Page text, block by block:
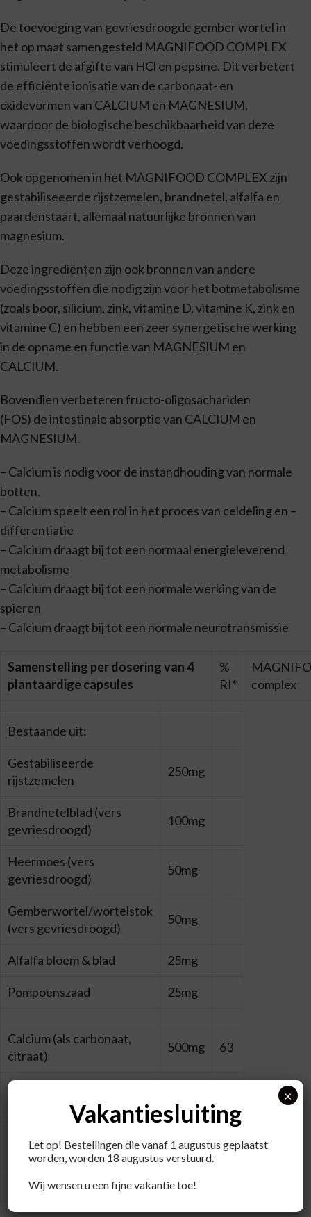
De toevoeging van gevriesdroogde gember wortel in
het op maat samengesteld MAGNIFOOD COMPLEX
stimuleert de afgifte van HCl en pepsine. Dit verbetert
de efficiënte ionisatie van de carbonaat- en
oxidevormen van CALCIUM en MAGNESIUM,
waardoor de biologische beschikbaarheid van deze
voedingsstoffen wordt verhoogd.
Ook opgenomen in het MAGNIFOOD COMPLEX zijn
gestabiliseeerde rijstzemelen, brandnetel, alfalfa en
paardenstaart, allemaal natuurlijke bronnen van
magnesium.
Deze ingrediënten zijn ook bronnen van andere
voedingsstoffen die nodig zijn voor het botmetabolisme
(zoals boor, silicium, zink, vitamine D, vitamine K, zink en
vitamine C) en hebben een zeer synergetische werking
in de opname en functie van MAGNESIUM en
CALCIUM.
Bovendien verbeteren fructo-oligosachariden
(FOS) de intestinale absorptie van CALCIUM en
MAGNESIUM.
– Calcium is nodig voor de instandhouding van normale
botten.
– Calcium speelt een rol in het proces van celdeling en –
differentiatie
– Calcium draagt bij tot een normaal energieleverend
metabolisme
– Calcium draagt bij tot een normale werking van de
spieren
– Calcium draagt bij tot een normale neurotransmissie
Samenstelling per dosering van 4
plantaardige capsules
%
RI*
complex
Bestaande uit:
Gestabiliseerde
rijstzemelen
250mg
Brandnetelblad (vers
gevriesdroogd)
100mg
Heermoes (vers
gevriesdroogd)
50mg
Gemberwortel/wortelstok
(vers gevriesdroogd)
50mg
Alfalfa bloem & blad 25mg
Pompoenszaad 25mg
Calcium (als carbonaat,
citraat)
500mg 63
Magnesum (als oxide,
oligosachariden)
50mg
*RI = Referentie Inname
Vakantiesluiting
Let op! Bestellingen die vanaf 1 augustus geplaatst
worden, worden 18 augustus verstuurd.
Wij wensen u een fijne vakantie toe!
×